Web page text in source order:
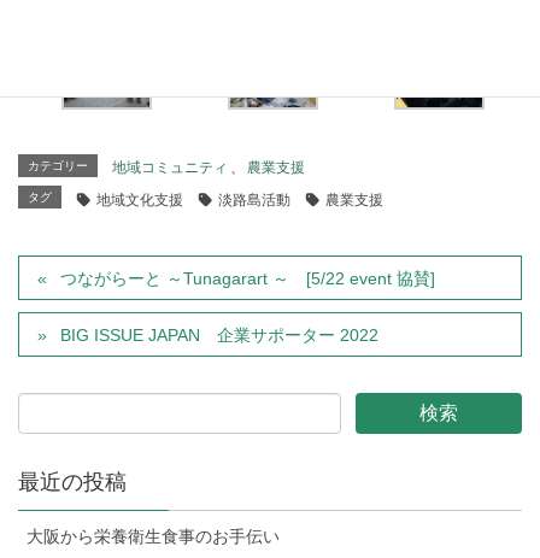
カテゴリー 地域コミュニティ 、 農業支援
タグ 地域文化支援 淡路島活動 農業支援
つながらーと ～Tunagarart ～ [5/22 event 協賛]
BIG ISSUE JAPAN 企業サポーター 2022
最近の投稿
大阪から栄養衛生食事のお手伝い